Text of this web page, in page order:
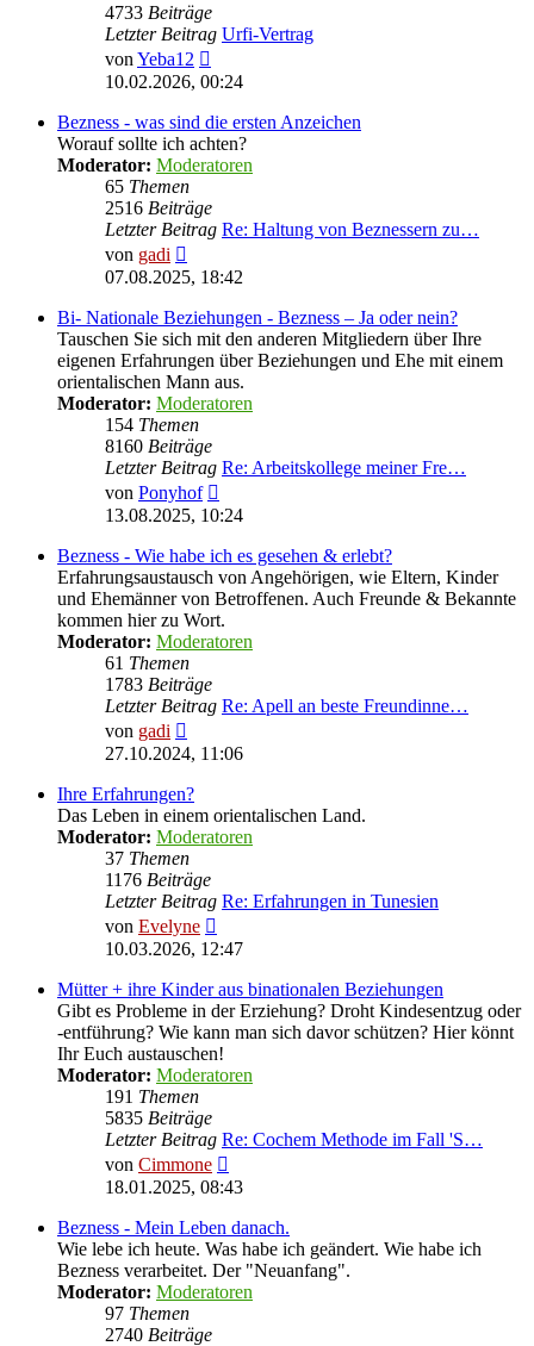
4733 Beiträge
Letzter Beitrag Urfi-Vertrag
von Yeba12
Beitrag
10.02.2026, 00:24
Bezness - was sind die ersten Anzeichen
Worauf sollte ich achten?
Moderator: Moderatoren
65 Themen
2516 Beiträge
Letzter Beitrag Re: Haltung von Beznessern zu…
von gadi
Beitrag
07.08.2025, 18:42
Bi- Nationale Beziehungen - Bezness – Ja oder nein?
Tauschen Sie sich mit den anderen Mitgliedern über Ihre
eigenen Erfahrungen über Beziehungen und Ehe mit einem
orientalischen Mann aus.
Moderator: Moderatoren
154 Themen
8160 Beiträge
Letzter Beitrag Re: Arbeitskollege meiner Fre…
von Ponyhof
Beitrag
13.08.2025, 10:24
Bezness - Wie habe ich es gesehen & erlebt?
Erfahrungsaustausch von Angehörigen, wie Eltern, Kinder
und Ehemänner von Betroffenen. Auch Freunde & Bekannte
kommen hier zu Wort.
Moderator: Moderatoren
61 Themen
1783 Beiträge
Letzter Beitrag Re: Apell an beste Freundinne…
von gadi
Beitrag
27.10.2024, 11:06
Ihre Erfahrungen?
Das Leben in einem orientalischen Land.
Moderator: Moderatoren
37 Themen
1176 Beiträge
Letzter Beitrag Re: Erfahrungen in Tunesien
von Evelyne
Beitrag
10.03.2026, 12:47
Mütter + ihre Kinder aus binationalen Beziehungen
Gibt es Probleme in der Erziehung? Droht Kindesentzug oder
-entführung? Wie kann man sich davor schützen? Hier könnt
Ihr Euch austauschen!
Moderator: Moderatoren
191 Themen
5835 Beiträge
Letzter Beitrag Re: Cochem Methode im Fall 'S…
von Cimmone
Beitrag
18.01.2025, 08:43
Bezness - Mein Leben danach.
Wie lebe ich heute. Was habe ich geändert. Wie habe ich
Bezness verarbeitet. Der "Neuanfang".
Moderator: Moderatoren
97 Themen
2740 Beiträge